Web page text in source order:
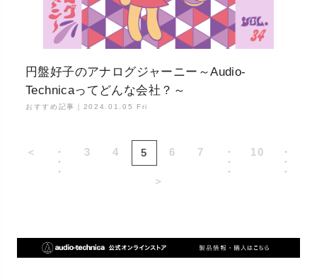
円盤好子のアナログジャーニー～Audio-
Technicaってどんな会社？～
おすすめ記事｜ 2024.01.05 Fri
＜
・
・
・
3 4 5 6 7
・
・
・
10
・
・
・
＞